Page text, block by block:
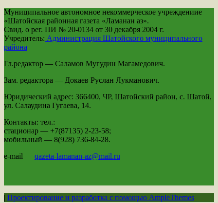
Муниципальное автономное некоммерческое учреждениие
«Шатойская районная газета «Ламанан аз».
Свид. о рег. ПИ № 20-0134 от 30 декабря 2004 г.
Учредитель: Администрация Шатойского муниципального
района
Гл.редактор — Саламов Мугудин Магамедович.
Зам. редактора — Докаев Руслан Лукманович.
Юридический адрес: 366400, ЧР, Шатойский район, с. Шатой,
ул. Салаудина Гугаева, 14.
Контакты: тел.:
стационар — +7(87135) 2-23-58;
мобильный — 8(928) 736-84-28.
e-mail — qazeta-lamanan-az@mail.ru
| Проектирование и разработка с помощью AmpleThemes